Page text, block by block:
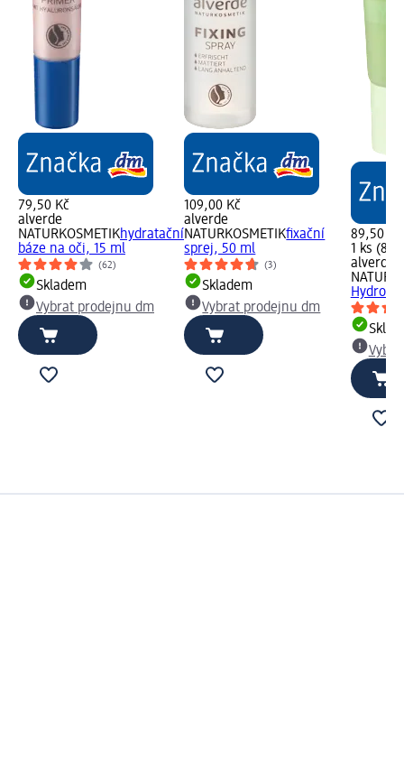
79,50 Kč
alverde
NATURKOSMETIKhydratační
báze na oči, 15 ml
(62)
Skladem
Vybrat prodejnu dm
109,00 Kč
alverde
NATURKOSMETIKfixační
sprej, 50 ml
(3)
Skladem
Vybrat prodejnu dm
89,50 Kč
1 ks
alverde
Hydro